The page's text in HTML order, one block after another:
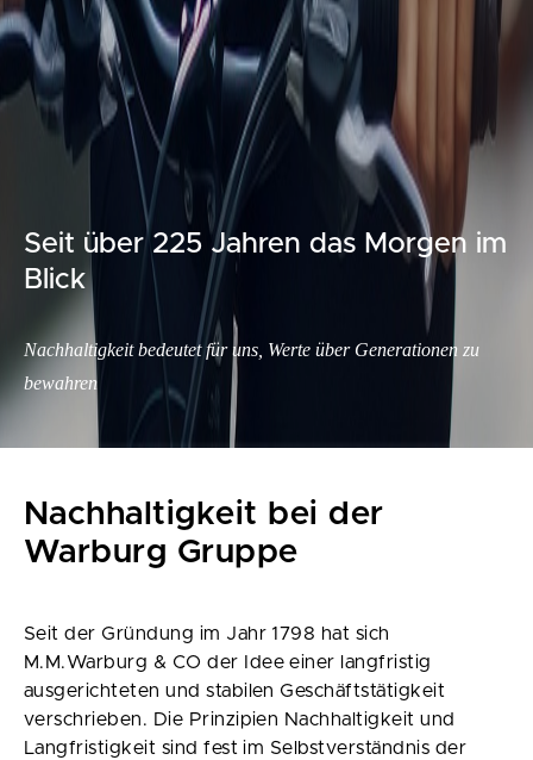
Seit über 225 Jahren das Morgen im
Blick
Nachhaltigkeit bedeutet für uns, Werte über Generationen zu
bewahren
Nachhaltigkeit bei der
Warburg Gruppe
Seit der Gründung im Jahr 1798 hat sich
M.M.Warburg & CO der Idee einer langfristig
ausgerichteten und stabilen Geschäftstätigkeit
verschrieben. Die Prinzipien Nachhaltigkeit und
Langfristigkeit sind fest im Selbstverständnis der